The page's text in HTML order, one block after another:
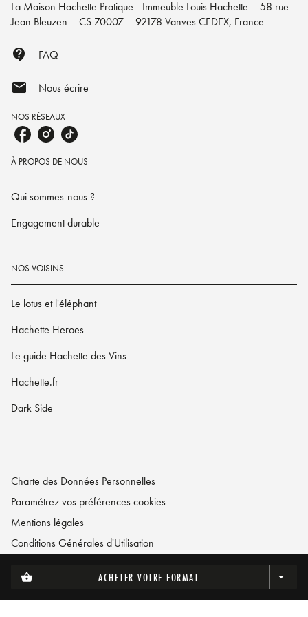
shopping_basket ACHETER VOTRE FORMAT arrow_drop_down
La Maison Hachette Pratique - Immeuble Louis Hachette – 58 rue
Jean Bleuzen – CS 70007 – 92178 Vanves CEDEX, France
contact_support FAQ
mail Nous écrire
NOS RÉSEAUX
À PROPOS DE NOUS
Qui sommes-nous ?
Engagement durable
NOS VOISINS
Le lotus et l'éléphant
Hachette Heroes
Le guide Hachette des Vins
Hachette.fr
Dark Side
Charte des Données Personnelles
Paramétrez vos préférences cookies
Mentions légales
Conditions Générales d'Utilisation